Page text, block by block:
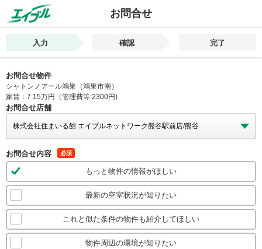
お問合せ
入力 確認 完了
お問合せ物件
シャトンノアール鴻巣（鴻巣市南）
家賃：7.15万円（管理費等:2300円)
お問合せ店舗
お問合せ内容 必須
もっと物件の情報がほしい
最新の空室状況が知りたい
これと似た条件の物件も紹介してほしい
物件周辺の環境が知りたい